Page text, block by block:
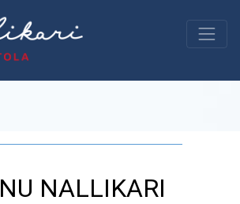
NALLIKARI